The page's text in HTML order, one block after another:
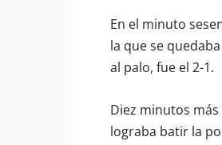
En el minuto
la que se
al palo, fue el 2-1.
Diez minutos
lograba batir la